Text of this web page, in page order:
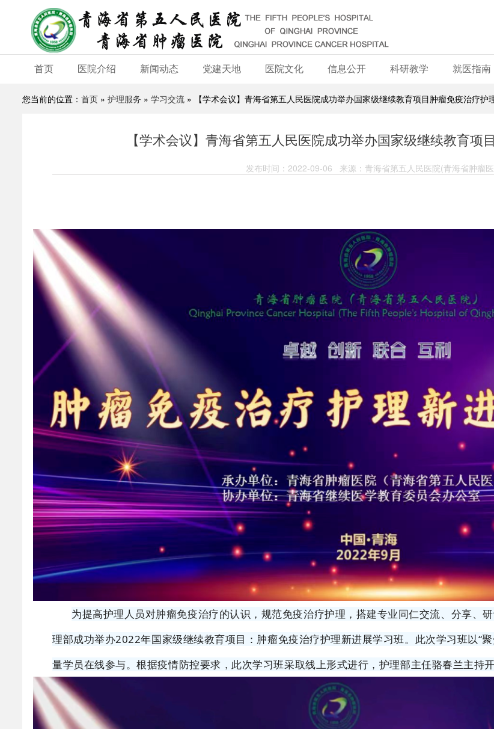
首页 医院介绍 新闻动态 党建天地 医院文化 信息公开 科研教学 就医指南
您当前的位置： 首页 » 护理服务 » 学习交流 » 【学术会议】青海省第五人民医院成功举办国家级继续教育项目肿瘤免疫治疗护
【学术会议】青海省第五人民医院成功举办国家级继续教育项
发布时间：2022-09-06 来源：青海省第五人民医院(青海省肿瘤
为提高护理人员对肿瘤免疫治疗的认识，规范免疫治疗护理，搭建专业同仁交流、分享、
理部成功举办2022年国家级继续教育项目：肿瘤免疫治疗护理新进展学习班。此次学习班以“
量学员在线参与。根据疫情防控要求，此次学习班采取线上形式进行，护理部主任骆春兰主持开